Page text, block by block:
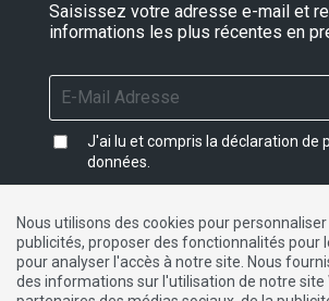
Saisissez votre adresse e-mail et
informations les plus récentes en
J'ai lu et compris la déclaration de
données
Impressum| Protection des
Nous utilisons des cookies pour
publicités, proposer des fonctionnalités pour
pour analyser l'accès à notre site. Nous
des informations sur l'utilisation de notre site